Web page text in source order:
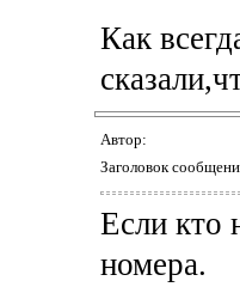
Как
Автор:
Заголовок
Если кто
номера.